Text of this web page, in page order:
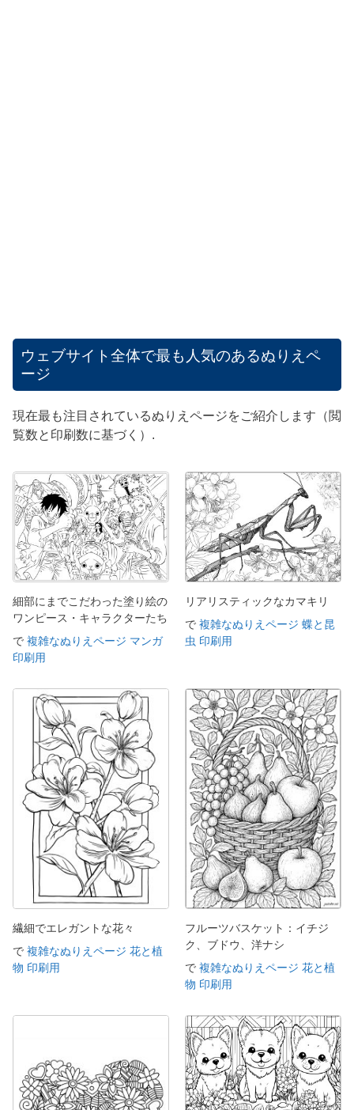
ウェブサイト全体で最も人気のあるぬりえペ
ージ
現在最も注目されているぬりえページをご紹介します（閲
覧数と印刷数に基づく）.
細部にまでこだわった塗り絵の
ワンピース・キャラクターたち
で 複雑なぬりえページ マンガ
印刷用
リアリスティックなカマキリ
で 複雑なぬりえページ 蝶と昆
虫 印刷用
繊細でエレガントな花々
で 複雑なぬりえページ 花と植
物 印刷用
フルーツバスケット：イチジ
ク、ブドウ、洋ナシ
で 複雑なぬりえページ 花と植
物 印刷用